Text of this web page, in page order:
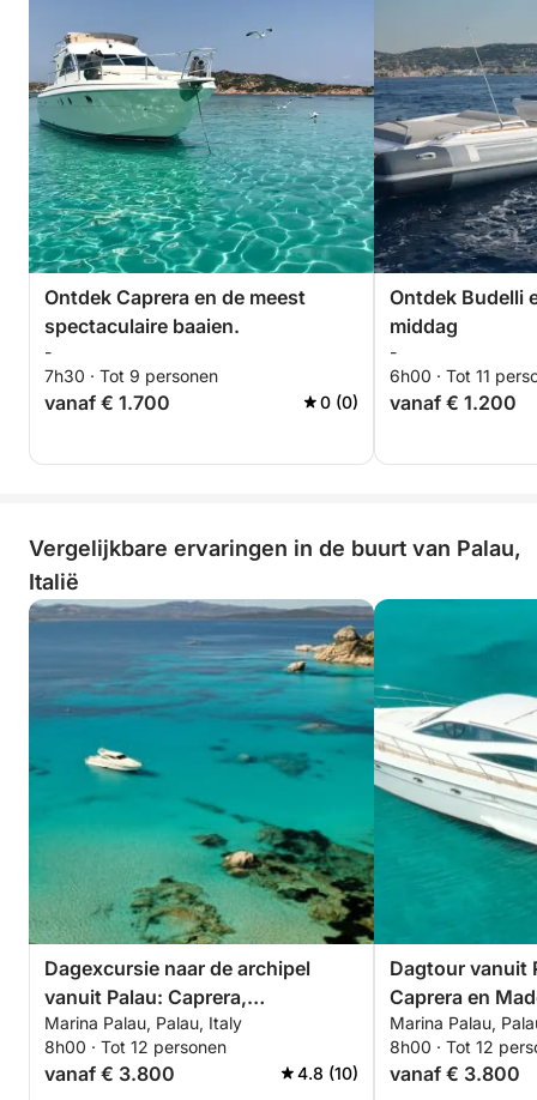
Ontdek Caprera en de meest
spectaculaire baaien.
-
7h30 · Tot 9 personen
vanaf € 1.700 0 (0)
Ontdek Budelli
middag
-
6h00 · Tot 11
vanaf € 1.200
Vergelijkbare ervaringen in de buurt van Palau,
Italië
Dagexcursie naar de archipel
vanuit Palau: Caprera,
Maddalena, Spargi en Budelli
Marina Palau, Palau, Italy
8h00 · Tot 12 personen
vanaf € 3.800 4.8 (10)
Dagtour vanuit
Caprera en
Marina Palau,
8h00 · Tot 12
vanaf € 3.800